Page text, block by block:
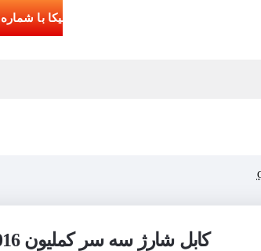
کابل شارژ سه سر کملیون CDC016